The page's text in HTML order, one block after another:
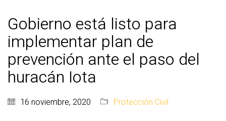
Gobierno está listo para
implementar plan de
prevención ante el paso del
huracán Iota
16 noviembre, 2020 Protección Civil